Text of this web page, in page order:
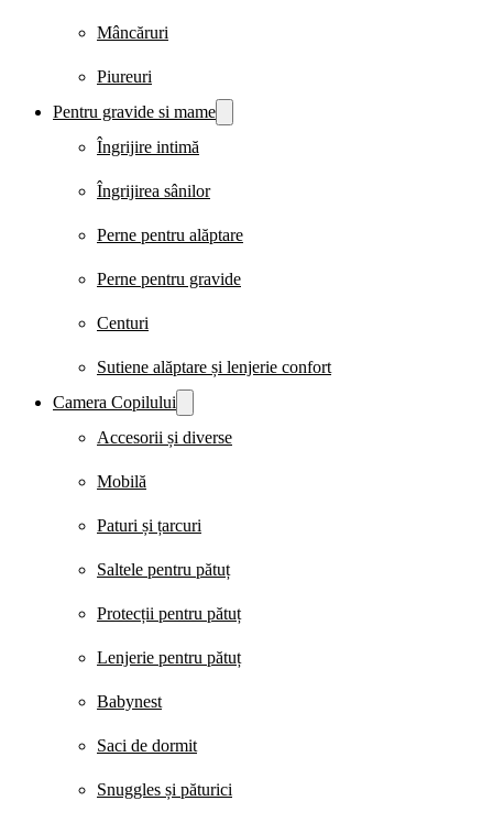
Mâncăruri
Piureuri
Pentru gravide si mame
Îngrijire intimă
Îngrijirea sânilor
Perne pentru alăptare
Perne pentru gravide
Centuri
Sutiene alăptare și lenjerie confort
Camera Copilului
Accesorii și diverse
Mobilă
Paturi și țarcuri
Saltele pentru pătuț
Protecții pentru pătuț
Lenjerie pentru pătuț
Babynest
Saci de dormit
Snuggles și păturici